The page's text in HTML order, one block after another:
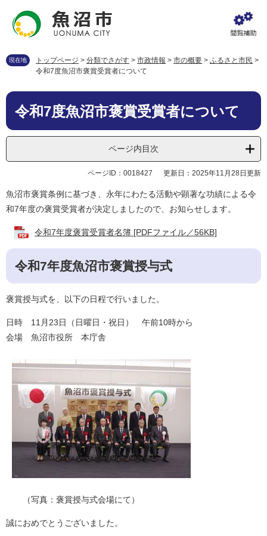
先
す
を
し
現在地 トップページ > 分類でさがす > 市政情報 > 市の概要 > ふるさと市民 >
令和7度魚沼市褒賞受賞者について
本
令和7度魚沼市褒賞受賞者について
ページ内目次
ページID：0018427 更新日：2025年11月28日更新
魚沼市褒賞条例に基づき、永年にわたる活動や顕著な功績による令
和7年度の褒賞受賞者が決定しましたので、お知らせします。
令和7年度褒賞受賞者名簿 [PDFファイル／56KB]
令和7年度魚沼市褒賞授与式
褒賞授与式を、以下の日程で行いました。
日時 11月23日（日曜日・祝日） 午前10時から
会場 魚沼市役所 本庁舎
（写真：褒賞授与式会場にて）
誠におめでとうございました。